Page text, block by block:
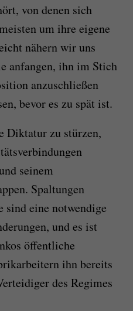
von denen sich
um ihre eigene
nähern wir uns
anfangen, ihn im Stich
anzuschließen
bevor es zu spät ist.
Diktatur zu stürzen,
seinem
Spaltungen
eine notwendige
und es ist
öffentliche
ihn bereits
des Regimes